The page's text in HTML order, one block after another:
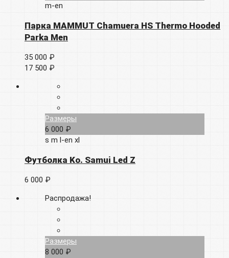
m-en
Парка MAMMUT Chamuera HS Thermo Hooded
Parka Men
35 000 ₽
17 500 ₽
Размеры
6 000 ₽
s m l-en xl
Футболка Ko. Samui Led Z
6 000 ₽
Распродажа!
Размеры
8 000 ₽